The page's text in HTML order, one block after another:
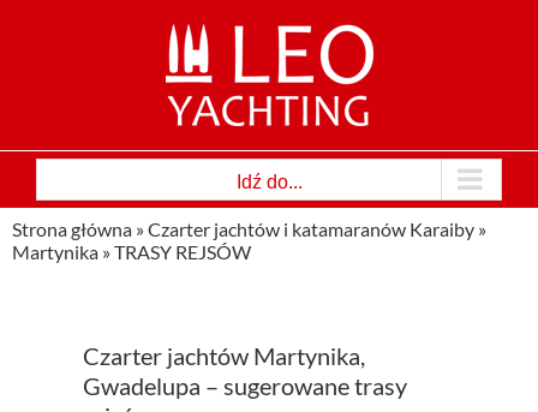
Idź do...
Strona główna »Czarter jachtów i katamaranów Karaiby »
Martynika »TRASY REJSÓW
Czarter jachtów Martynika,
Gwadelupa – sugerowane trasy